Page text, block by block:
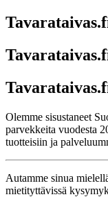
Olemme sisustaneet
parvekkeita vuodesta
tuotteisiin ja
Autamme sinua
mietityttävissä